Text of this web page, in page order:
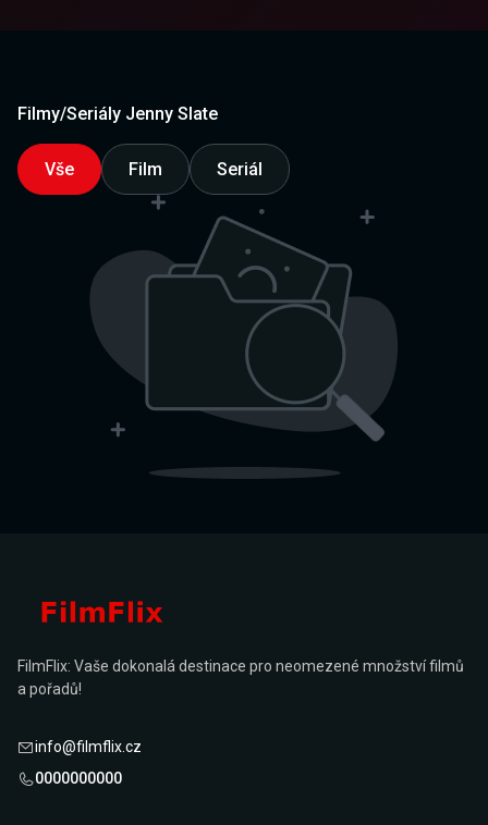
Filmy/Seriály Jenny Slate
Vše Film Seriál
FilmFlix: Vaše dokonalá destinace pro neomezené množství filmů
a pořadů!
info@filmflix.cz
0000000000